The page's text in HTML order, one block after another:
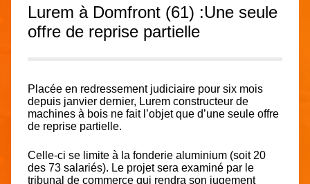
Lurem à Domfront (61) :Une seule
offre de reprise partielle
Placée en redressement judiciaire pour six mois
depuis janvier dernier, Lurem constructeur de
machines à bois ne fait l’objet que d’une seule offre
de reprise partielle.
Celle-ci se limite à la fonderie aluminium (soit 20
des 73 salariés). Le projet sera examiné par le
tribunal de commerce qui rendra son jugement